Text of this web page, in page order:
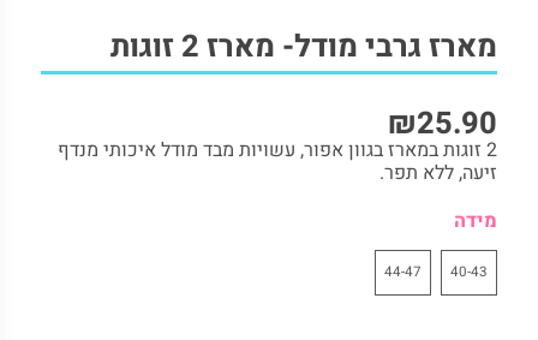
מארז גרבי מודל- מארז 2 זוגות
₪25.90
2 זוגות במארז בגוון אפור, עשויות מבד מודל איכותי מנדף
זיעה, ללא תפר.
מידה
40-43
44-47